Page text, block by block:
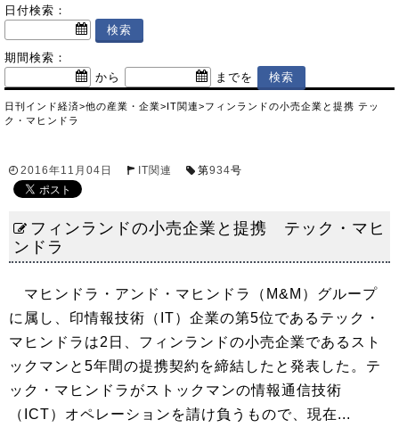
日付検索：
期間検索：
から
までを
日刊インド経済>他の産業・企業>IT関連>フィンランドの小売企業と提携 テッ
ク・マヒンドラ
2016年11月04日 IT関連 第934号
フィンランドの小売企業と提携 テック・マヒ
ンドラ
マヒンドラ・アンド・マヒンドラ（M&M）グループ
に属し、印情報技術（IT）企業の第5位であるテック・
マヒンドラは2日、フィンランドの小売企業であるスト
ックマンと5年間の提携契約を締結したと発表した。テ
ック・マヒンドラがストックマンの情報通信技術
（ICT）オペレーションを請け負うもので、現在...